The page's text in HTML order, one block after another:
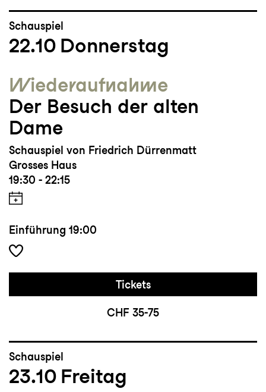
Schauspiel
22.10 Donnerstag
Wieder­aufnahme
Der Besuch der alten
Dame
Schauspiel von Friedrich Dürrenmatt
Grosses Haus
19:30 - 22:15
Einführung 19:00
Tickets
CHF 35-75
Schauspiel
23.10 Freitag